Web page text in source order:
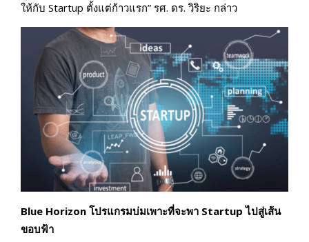
ให้กับ Startup ตั้งแต่ก้าวแรก” รศ. ดร. วิริยะ กล่าว
Blue Horizon โปรแกรมบ่มเพาะที่จะพา Startup ไปสู่เส้น
ขอบฟ้า